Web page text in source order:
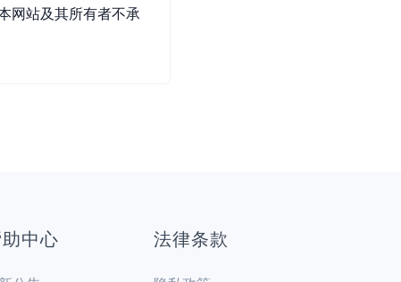
网站及其所有者不承
中心 法律条款